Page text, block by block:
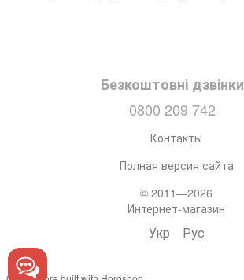
Безкоштовні дзвінки
0800 209 742
Контакты
Полная версия сайта
© 2011—2026
Интернет-магазин
Укр Рус